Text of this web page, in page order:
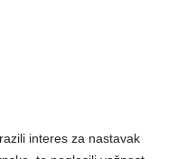
interes za nastavak